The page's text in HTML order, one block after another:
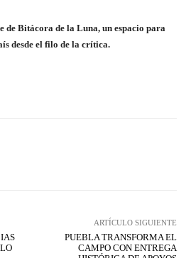
de Bitácora de la Luna, un espacio para
desde el filo de la crítica.
ARTÍCULO SIGUIENTE
PUEBLA TRANSFORMA EL
CAMPO CON ENTREGA